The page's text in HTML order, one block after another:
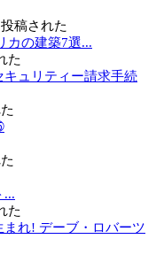
稿された
カの建築7選...
た
キュリティー請求手続
...
た
まれ! デーブ・ロバーツ